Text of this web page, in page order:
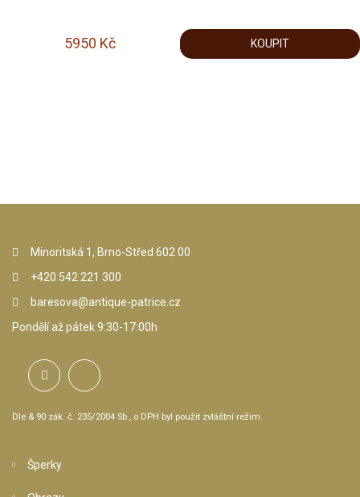
5950 Kč KOUPIT
Minoritská 1, Brno-Střed 602 00
+420 542 221 300
baresova@antique-patrice.cz
Pondělí až pátek 9:30-17:00h
Dle & 90 zák. č. 235/2004 Sb., o DPH byl použit zvláštní režim.
Šperky